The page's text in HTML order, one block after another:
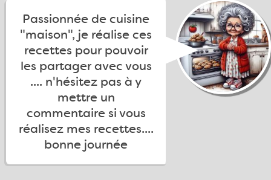
Passionnée de cuisine
"maison", je réalise ces
recettes pour pouvoir
les partager avec vous
.... n'hésitez pas à y
mettre un
commentaire si vous
réalisez mes recettes....
bonne journée